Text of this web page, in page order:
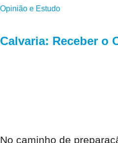
Opinião e Estudo
Calvaria: Receber o
No caminho de